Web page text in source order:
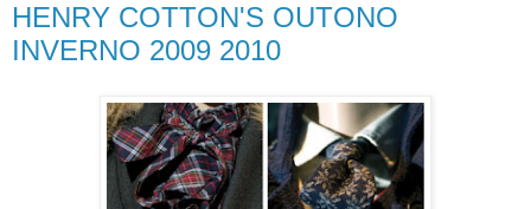
HENRY COTTON'S OUTONO
INVERNO 2009 2010